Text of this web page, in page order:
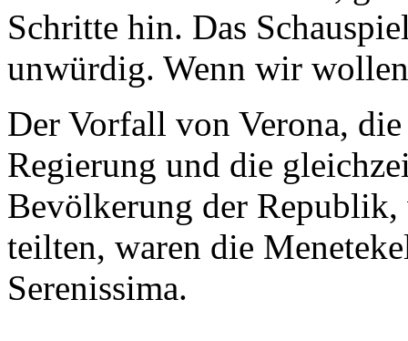
Schritte hin. Das
unwürdig. Wenn wir
Der Vorfall von Verona,
Regierung und die
Bevölkerung der
teilten, waren die
Serenissima.